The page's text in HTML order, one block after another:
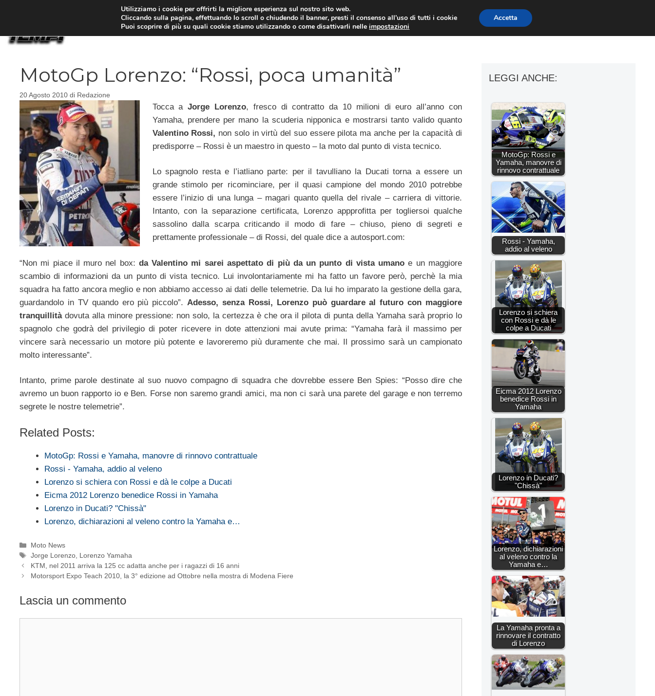
MOTO NEWS ACCESSORI MOTO MOTO GP
MotoGp Lorenzo: “Rossi, poca umanità”
20 Agosto 2010 di Redazione
Tocca aJorge Lorenzo, fresco di contratto da 10 milioni di euro all’anno con
Yamaha, prendere per mano la scuderia nipponica e mostrarsi tanto valido quanto
Valentino Rossi, non solo in virtù del suo essere pilota ma anche per la capacità di
predisporre – Rossi è un maestro in questo – la moto dal punto di vista tecnico.
Lo spagnolo resta e l’iatliano parte: per il tavulliano la Ducati torna a essere un
grande stimolo per ricominciare, per il quasi campione del mondo 2010 potrebbe
essere l’inizio di una lunga – magari quanto quella del rivale – carriera di vittorie.
Intanto, con la separazione certificata, Lorenzo appprofitta per togliersoi qualche
sassolino dalla scarpa criticando il modo di fare – chiuso, pieno di segreti e
prettamente professionale – di Rossi, del quale dice a autosport.com:
“Non mi piace il muro nel box: da Valentino mi sarei aspettato di più da un punto di vista umano e un maggiore
scambio di informazioni da un punto di vista tecnico. Lui involontariamente mi ha fatto un favore però, perchè la mia
squadra ha fatto ancora meglio e non abbiamo accesso ai dati delle telemetrie. Da lui ho imparato la gestione della gara,
guardandolo in TV quando ero più piccolo”. Adesso, senza Rossi, Lorenzo può guardare al futuro con maggiore
tranquillitàdovuta alla minore pressione: non solo, la certezza è che ora il pilota di punta della Yamaha sarà proprio lo
spagnolo che godrà del privilegio di poter ricevere in dote attenzioni mai avute prima: “Yamaha farà il massimo per
vincere sarà necessario un motore più potente e lavoreremo più duramente che mai. Il prossimo sarà un campionato
molto interessante”.
Intanto, prime parole destinate al suo nuovo compagno di squadra che dovrebbe essere Ben Spies: “Posso dire che
avremo un buon rapporto io e Ben. Forse non saremo grandi amici, ma non ci sarà una parete del garage e non terremo
segrete le nostre telemetrie”.
Related Posts:
MotoGp: Rossi e Yamaha, manovre di rinnovo contrattuale
Rossi - Yamaha, addio al veleno
Lorenzo si schiera con Rossi e dà le colpe a Ducati
Eicma 2012 Lorenzo benedice Rossi in Yamaha
Lorenzo in Ducati? "Chissà"
Lorenzo, dichiarazioni al veleno contro la Yamaha e…
Categorie
Moto News
Tag
Jorge Lorenzo, Lorenzo Yamaha
KTM, nel 2011 arriva la 125 cc adatta anche per i ragazzi di 16 anni
Motorsport Expo Teach 2010, la 3° edizione ad Ottobre nella mostra di Modena Fiere
Lascia un commento
LEGGI ANCHE:
MotoGp: Rossi e
Yamaha, manovre di
rinnovo contrattuale
Rossi - Yamaha,
addio al veleno
Lorenzo si schiera
con Rossi e dà le
colpe a Ducati
Eicma 2012 Lorenzo
benedice Rossi in
Yamaha
Lorenzo in Ducati?
"Chissà"
Lorenzo, dichiarazioni
al veleno contro la
Yamaha e…
La Yamaha pronta a
rinnovare il contratto
di Lorenzo
Utilizziamo i cookie per offrirti la migliore esperienza sul nostro sito web.
Cliccando sulla pagina, effettuando lo scroll o chiudendo il banner, presti il consenso all’uso di tutti i cookie
Puoi scoprire di più su quali cookie stiamo utilizzando o come disattivarli nelleimpostazioni
Accetta